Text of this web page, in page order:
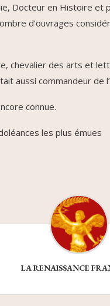
Docteur en Histoire et
d’ouvrages
chevalier des arts et
aussi commandeur de
connue.
les plus émues
LA RENAISSANCE